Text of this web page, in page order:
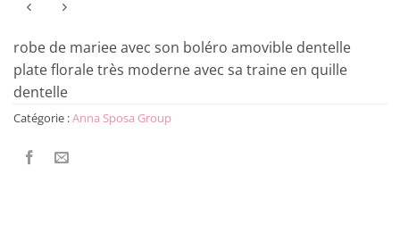
robe de mariee avec son boléro amovible dentelle
plate florale très moderne avec sa traine en quille
dentelle
Catégorie :Anna Sposa Group